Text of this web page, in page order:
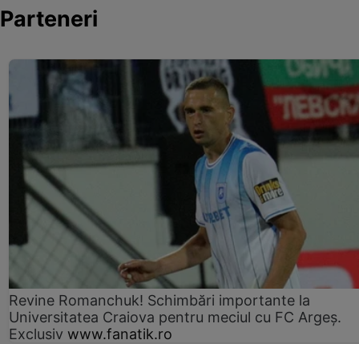
Parteneri
Revine Romanchuk! Schimbări importante la
Universitatea Craiova pentru meciul cu FC Argeş.
Exclusiv www.fanatik.ro